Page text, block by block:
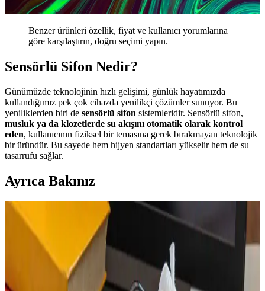
Benzer ürünleri özellik, fiyat ve kullanıcı yorumlarına
göre karşılaştırın, doğru seçimi yapın.
Sensörlü Sifon Nedir?
Günümüzde teknolojinin hızlı gelişimi, günlük hayatımızda
kullandığımız pek çok cihazda yenilikçi çözümler sunuyor. Bu
yeniliklerden biri de sensörlü sifon sistemleridir. Sensörlü sifon,
musluk ya da klozetlerde su akışını otomatik olarak kontrol
eden, kullanıcının fiziksel bir temasına gerek bırakmayan teknolojik
bir üründür. Bu sayede hem hijyen standartları yükselir hem de su
tasarrufu sağlar.
Ayrıca Bakınız
Laptop Ekranında Sıkışan Karınca Sorunu:
Nedenleri, Çözüm Yolları ve Önlemler
Laptop ekranında sıkışan karınca problemi, cihazın iç yapısına
böceklerin girmesiyle oluşur. Bu makalede nedenleri, çözüm
yöntemleri ve önleyici tedbirler detaylı şekilde ele alınmaktadır.